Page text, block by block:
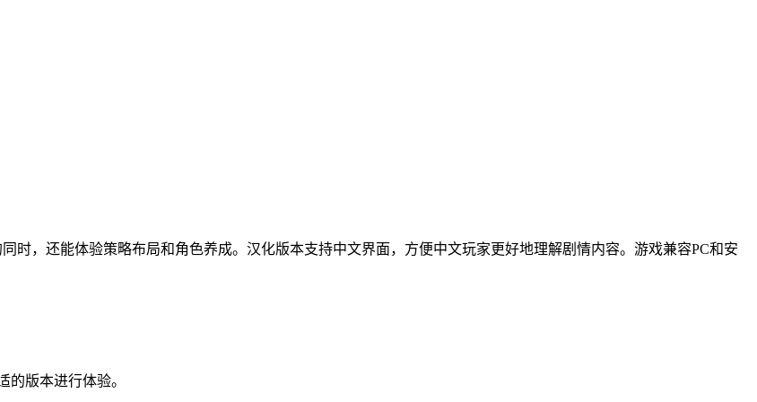
同时，还能体验策略布局和角色养成。汉化版本支持中文界面，方便中文玩家更好地理解剧情内容。游戏兼容PC和安
的版本进行体验。